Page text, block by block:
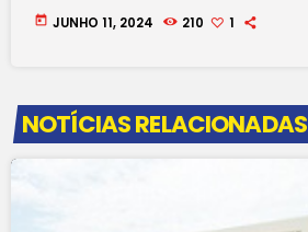
today JUNHO 11, 2024 210 1
NOTÍCIAS RELACIONADAS